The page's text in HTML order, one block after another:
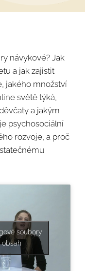
návykové? Jak
a jak zajistit
jakého množství
světě týká,
a jakým
psychosociální
rozvoje, a proč
soubory
obsah